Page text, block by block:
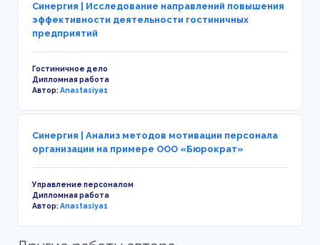
Синергия | Исследование направлений повышения
эффективности деятельности гостиничных
предприятий
Гостиничное дело
Дипломная работа
Автор:Anastasiya1
Синергия | Анализ методов мотивации персонала
организации на примере ООО «Бюрократ»
Управление персоналом
Дипломная работа
Автор:Anastasiya1